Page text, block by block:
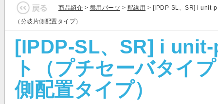
商品紹介 > 盤用パーツ > 配線用 > [IPDP-SL、SR] i unit-p
（分岐片側配置タイプ）
[IPDP-SL、SR] i
ト（プチセーバタイ
側配置タイプ）